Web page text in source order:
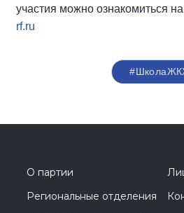
участия можно ознакомиться
rf.ru
О партии
Региональные отделения